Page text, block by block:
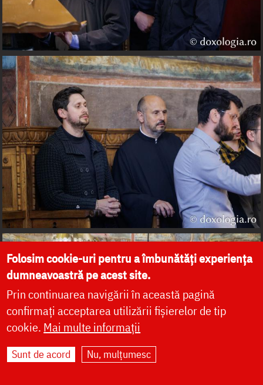
Folosim cookie-uri pentru a îmbunătăți experiența
dumneavoastră pe acest site.
Prin continuarea navigării în această pagină
confirmați acceptarea utilizării fișierelor de tip
cookie. Mai multe informații
Sunt de acord Nu, mulțumesc